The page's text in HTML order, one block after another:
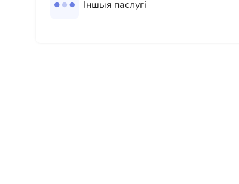
Іншыя паслугі